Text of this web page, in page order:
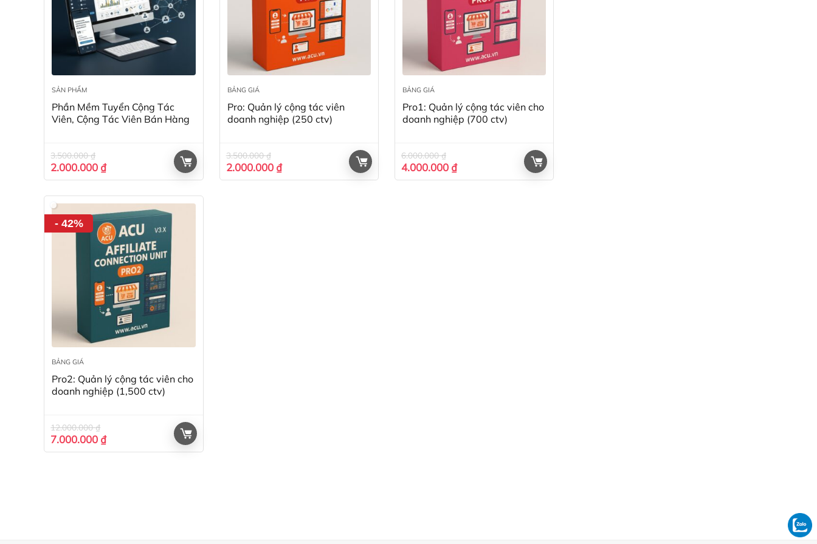
SẢN PHẨM
Phần Mềm Tuyển Cộng Tác
Viên, Cộng Tác Viên Bán Hàng
3.500.000₫
Giá
gốc
3.500.000 ₫.
2.000.000 ₫Giá
hiện
là:
2.000.000 ₫.
BẢNG GIÁ
Pro: Quản lý cộng tác viên
doanh nghiệp (250 ctv)
3.500.000₫
Giá
gốc
2.000.000 ₫Giá
hiện
BẢNG GIÁ
Pro1: Quản lý cộng tác viên cho
doanh nghiệp (700 ctv)
6.000.000₫
Giá
gốc
4.000.000 ₫Giá
hiện
- 42%
BẢNG GIÁ
Pro2: Quản lý cộng tác viên cho
doanh nghiệp (1,500 ctv)
12.000.000₫
Giá
gốc
7.000.000 ₫Giá
hiện